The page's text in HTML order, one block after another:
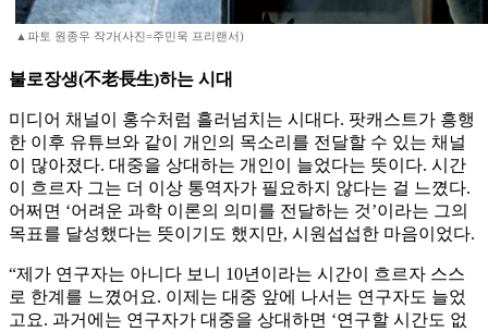
▲파토 원종우 작가(사진=주민욱 프리랜서)
불로장생(不老長生)하는 시대
미디어 채널이 홍수처럼 흘러넘치는 시대다. 팟캐스트가 흥행
한 이후 유튜브와 같이 개인의 목소리를 전달할 수 있는 채널
이 많아졌다. 대중을 상대하는 개인이 늘었다는 뜻이다. 시간
이 흐르자 그는 더 이상 통역자가 필요하지 않다는 걸 느꼈다.
어쩌면 ‘어려운 과학 이론의 의미를 전달하는 것’이라는 그의
목표를 달성했다는 뜻이기도 했지만, 시원섭섭한 마음이었다.
“제가 연구자는 아니다 보니 10년이라는 시간이 흐르자 스스
로 한계를 느꼈어요. 이제는 대중 앞에 나서는 연구자도 늘었
고요. 과거에는 연구자가 대중을 상대하면 ‘연구할 시간도 없